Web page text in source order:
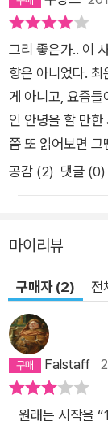
나도 온전히 다른 시
제부터,와 이어지
었다는 말은 이상
아드는 시간 속에서 ―「시티 오브 솔트」 부분 하지만 동시
는 이러한 상상도
와 나의 시공간은
작은 틈들이 있지
하재연이 그리는
이후에도 죽음”
력이 작동한다.
생각했던 것들이
않을까.
그리 좋은가.. 이
향은 아니었다.
게 아니고, 요즘
인 안녕을 할 만
쯤 또 읽어보면 그
공감 (2) 댓글 (0)
마이리뷰
구매자 (2) 전
Falstaff
원래는 시작을